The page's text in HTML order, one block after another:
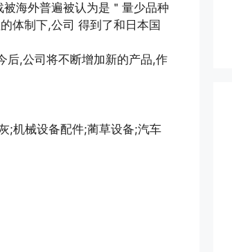
海外普遍被认为是＂量少品种
体制下,公司 得到了和日本国
后,公司将不断增加新的产品,作
;机械设备配件;蔺草设备;汽车